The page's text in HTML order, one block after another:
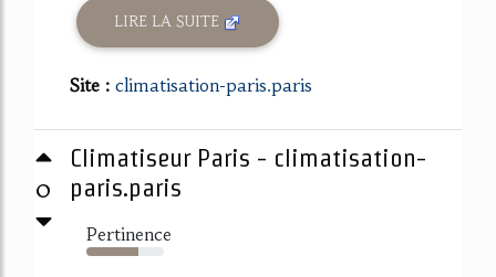
LIRE LA SUITE
Site : climatisation-paris.paris
0
Climatiseur Paris - climatisation-
paris.paris
Pertinence
67%